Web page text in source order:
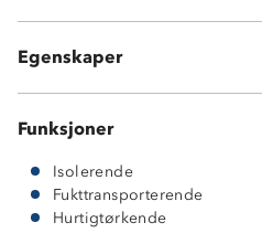
Egenskaper
Noe nupping kan
Funksjoner
Isolerende
Fukttransporterende
Hurtigtørkende